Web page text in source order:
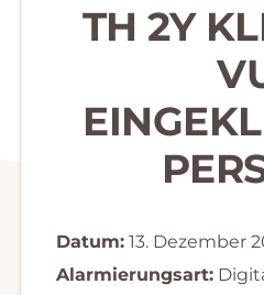
TH 2Y
Datum:13. Dezember
Alarmierungsart: